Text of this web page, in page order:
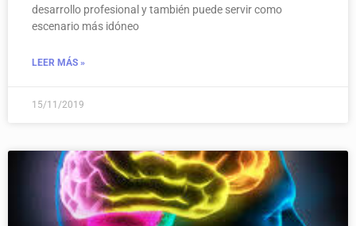
desarrollo profesional y también puede servir como
escenario más idóneo
LEER MÁS »
15/11/2019